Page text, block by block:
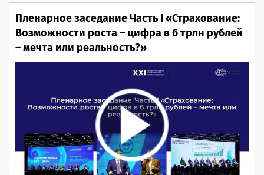
Пленарное заседание Часть I «Страхование:
Возможности роста – цифра в 6 трлн рублей
– мечта или реальность?»